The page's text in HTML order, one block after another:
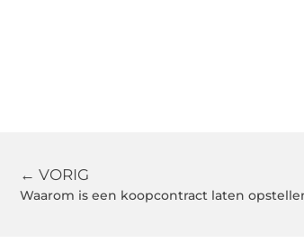
← VORIG
Waarom is een koopcontract laten